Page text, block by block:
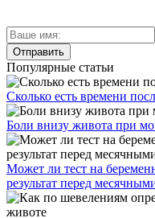
Популярные статьи
Сколько есть времени
Боли внизу живота при
Может ли тест на
результат перед